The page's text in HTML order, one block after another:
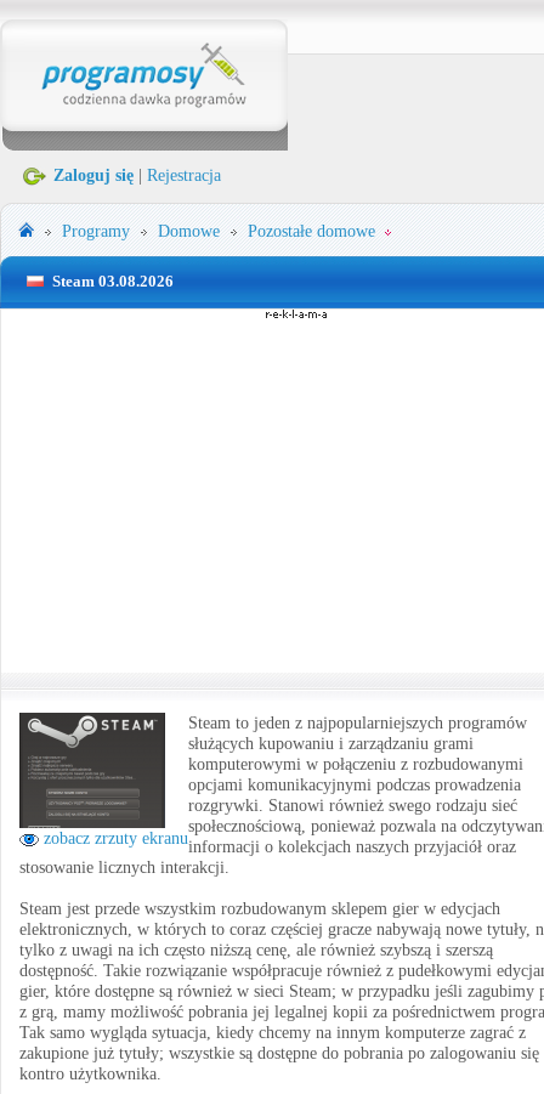
Zaloguj się Rejestracja
Programy Domowe Pozostałe domowe
Steam 03.08.2026
zobacz zrzuty ekranu
Steam to jeden z najpopularniejszych programów
służących kupowaniu i zarządzaniu grami
komputerowymi w połączeniu z rozbudowanymi
opcjami komunikacyjnymi podczas prowadzenia
rozgrywki. Stanowi również swego rodzaju sieć
społecznościową, ponieważ pozwala na
informacji o kolekcjach naszych przyjaciół oraz
stosowanie licznych interakcji.
Steam jest przede wszystkim rozbudowanym sklepem gier w edycjach
elektronicznych, w których to coraz częściej gracze nabywają nowe tytuły,
tylko z uwagi na ich często niższą cenę, ale również szybszą i szerszą
dostępność. Takie rozwiązanie współpracuje również z pudełkowymi
gier, które dostępne są również w sieci Steam; w przypadku jeśli zagubimy
z grą, mamy możliwość pobrania jej legalnej kopii za pośrednictwem
Tak samo wygląda sytuacja, kiedy chcemy na innym komputerze zagrać z
zakupione już tytuły; wszystkie są dostępne do pobrania po zalogowaniu się
kontro użytkownika.